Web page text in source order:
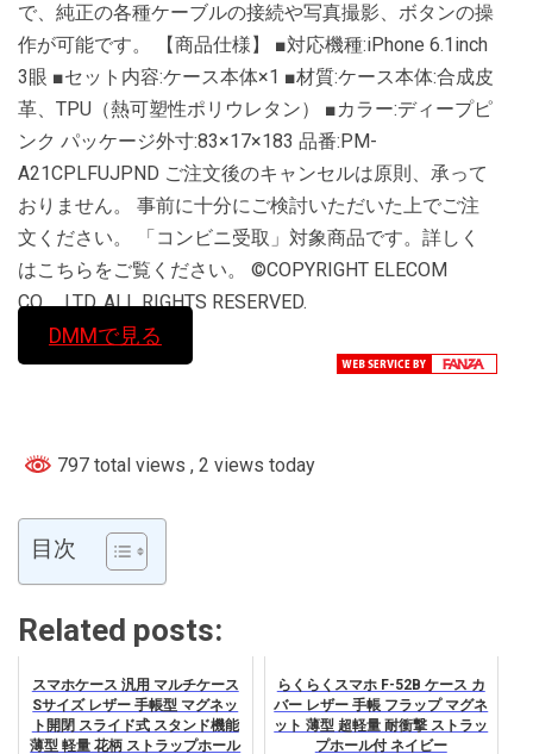
で、純正の各種ケーブルの接続や写真撮影、ボタンの操
作が可能です。 【商品仕様】 ■対応機種:iPhone 6.1inch
3眼 ■セット内容:ケース本体×1 ■材質:ケース本体:合成皮
革、TPU（熱可塑性ポリウレタン） ■カラー:ディープピ
ンク パッケージ外寸:83×17×183 品番:PM-
A21CPLFUJPND ご注文後のキャンセルは原則、承って
おりません。 事前に十分にご検討いただいた上でご注
文ください。 「コンビニ受取」対象商品です。詳しく
はこちらをご覧ください。 ©COPYRIGHT ELECOM
CO.，LTD. ALL RIGHTS RESERVED.
DMMで見る
797 total views , 2 views today
目次
Related posts:
スマホケース 汎用 マルチケース
Sサイズ レザー 手帳型 マグネッ
ト開閉 スライド式 スタンド機能
薄型 軽量 花柄 ストラップホール
らくらくスマホ F-52B ケース カ
バー レザー 手帳 フラップ マグネ
ット 薄型 超軽量 耐衝撃 ストラッ
プホール付 ネイビー